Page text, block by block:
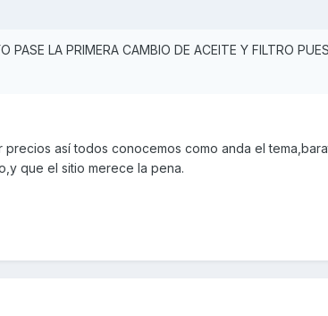
PASE LA PRIMERA CAMBIO DE ACEITE Y FILTRO
así todos conocemos como anda el
que el sitio merece la pena.